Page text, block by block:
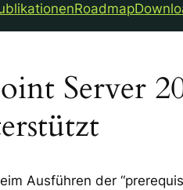
Roadmap
Server
Ausführen der